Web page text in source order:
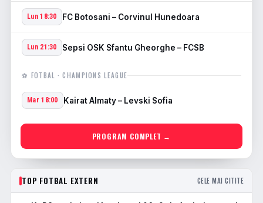
Lun 18:30 FC Botosani – Corvinul Hunedoara
Lun 21:30 Sepsi OSK Sfantu Gheorghe – FCSB
⚽ FOTBAL · CHAMPIONS LEAGUE
Mar 18:00 Kairat Almaty – Levski Sofia
PROGRAM COMPLET →
TOP FOTBAL EXTERN CELE MAI CITITE